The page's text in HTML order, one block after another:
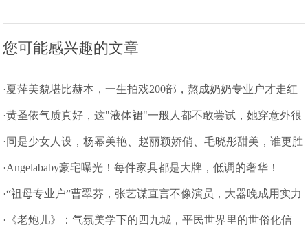
您可能感兴趣的文章
·夏萍美貌堪比赫本，一生拍戏200部，熬成奶奶专业户才走红
·黄圣依气质真好，这"液体裙"一般人都不敢尝试，她穿意外很
高级
·同是少女人设，杨幂美艳、赵丽颖娇俏、毛晓彤甜美，谁更胜
一筹？
·Angelababy豪宅曝光！每件家具都是大牌，低调的奢华！
·“祖母专业户”曹翠芬，张艺谋直言不像演员，大器晚成用实力
说话
·《老炮儿》：气氛美学下的四九城，平民世界里的世俗化信